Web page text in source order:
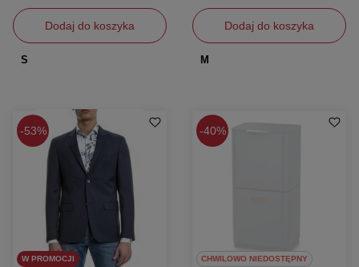
Dodaj do koszyka
S
Dodaj do koszyka
M
53%
W PROMOCJI
40%
CHWILOWO NIEDOSTĘPNY